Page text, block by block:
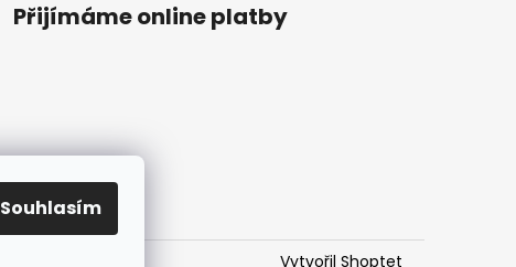
Souhlasím
Přijímáme online platby
Vytvořil Shoptet